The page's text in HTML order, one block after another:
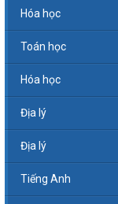
Hóa học
Toán học
Hóa học
Địa lý
Địa lý
Tiếng Anh